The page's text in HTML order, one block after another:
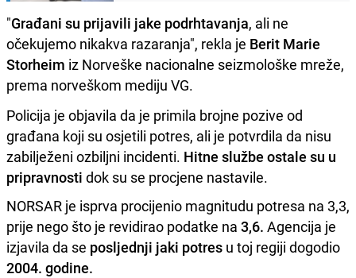
"Građani su prijavili jake podrhtavanja, ali ne
očekujemo nikakva razaranja", rekla je Berit Marie
Storheim iz Norveške nacionalne seizmološke mreže,
prema norveškom mediju VG.
Policija je objavila da je primila brojne pozive od
građana koji su osjetili potres, ali je potvrdila da nisu
zabilježeni ozbiljni incidenti. Hitne službe ostale su u
pripravnosti dok su se procjene nastavile.
NORSAR je isprva procijenio magnitudu potresa na 3,3,
prije nego što je revidirao podatke na 3,6. Agencija je
izjavila da se posljednji jaki potres u toj regiji dogodio
2004. godine.